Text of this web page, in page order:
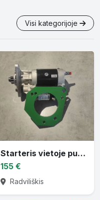
Visi kategorijoje
Starteris vietoje puskačio
155 €
Radviliškis